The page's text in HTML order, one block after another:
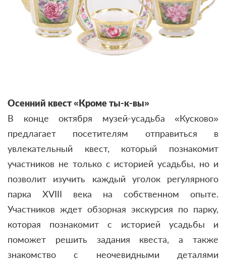
Осенний квест «Кроме ты-к-вы»
В конце октября музей-усадьба «Кусково»
предлагает посетителям отправиться в
увлекательный квест, который познакомит
участников не только с историей усадьбы, но и
позволит изучить каждый уголок регулярного
парка XVIII века на собственном опыте.
Участников ждет обзорная экскурсия по парку,
которая познакомит с историей усадьбы и
поможет решить задания квеста, а также
знакомство с неочевидными деталями